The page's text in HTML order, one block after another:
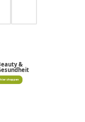
&
hier shoppen